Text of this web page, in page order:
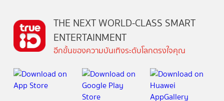
THE NEXT WORLD-CLASS SMART
ENTERTAINMENT
อีกขั้นของความบันเทิงระดับโลกตรงใจคุณ